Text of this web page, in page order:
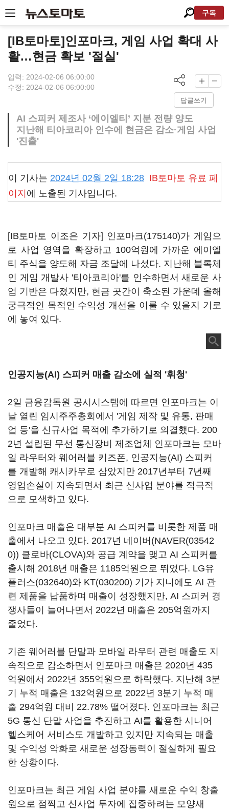
구독
[IB토마토]인포마크, 게임 사업 확대 사
활…현금 확보 '절실'
입력: 2024-02-06 06:00:00
수정: 2024-02-06 06:00:00
답글쓰기
AI 스피커 제조사 ‘에이엘티’ 지분 전량 양도
지난해 티아코리아 인수에 현금은 감소·게임 사업
'진출'
이 기사는 2024년 02월 2일 18:28 IB토마토 유료 페
이지 에 노출된 기사입니다.
[IB토마토 이조은 기자] 인포마크(175140)가 게임으
로 사업 영역을 확장하고 100억원에 가까운 에이엘
티 주식을 양도해 자금 조달에 나섰다. 지난해 블록체
인 게임 개발사 '티아코리아'를 인수하면서 새로운 사
업 기반은 다졌지만, 현금 곳간이 축소된 가운데 올해
궁극적인 목적인 수익성 개선을 이룰 수 있을지 기로
에 놓여 있다.
인공지능(AI) 스피커 매출 감소에 실적 '휘청'
2일 금융감독원 공시시스템에 따르면 인포마크는 이
날 열린 임시주주총회에서 '게임 제작 및 유통, 판매
업 등'을 신규사업 목적에 추가하기로 의결했다. 200
2년 설립된 무선 통신장비 제조업체 인포마크는 모바
일 라우터와 웨어러블 키즈폰, 인공지능(AI) 스피커
를 개발해 캐시카우로 삼았지만 2017년부터 7년째
영업손실이 지속되면서 최근 신사업 분야를 적극적
으로 모색하고 있다.
인포마크 매출은 대부분 AI 스피커를 비롯한 제품 매
출에서 나오고 있다. 2017년 네이버(NAVER(03542
0)) 클로바(CLOVA)와 공급 계약을 맺고 AI 스피커를
출시해 2018년 매출은 1185억원으로 뛰었다. LG유
플러스(032640)와 KT(030200) 기가 지니에도 AI 관
련 제품을 납품하며 매출이 성장했지만, AI 스피커 경
쟁사들이 늘어나면서 2022년 매출은 205억원까지
줄었다.
기존 웨어러블 단말과 모바일 라우터 관련 매출도 지
속적으로 감소하면서 인포마크 매출은 2020년 435
억원에서 2022년 355억원으로 하락했다. 지난해 3분
기 누적 매출은 132억원으로 2022년 3분기 누적 매
출 294억원 대비 22.78% 떨어졌다. 인포마크는 최근
5G 통신 단말 사업을 추진하고 AI를 활용한 시니어
헬스케어 서비스도 개발하고 있지만 지속되는 매출
및 수익성 악화로 새로운 성장동력이 절실하게 필요
한 상황이다.
인포마크는 최근 게임 사업 분야를 새로운 수익 창출
원으로 점찍고 신사업 투자에 집중하려는 모양새